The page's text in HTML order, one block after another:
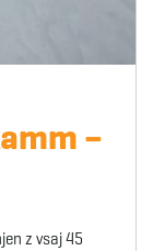
–
z vsaj 45